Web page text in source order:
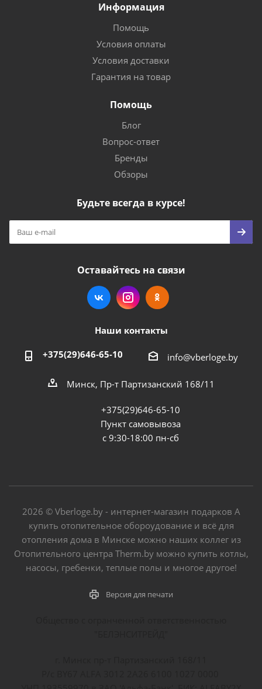
Информация
Помощь
Условия оплаты
Условия доставки
Гарантия на товар
Помощь
Блог
Вопрос-ответ
Бренды
Обзоры
Будьте всегда в курсе!
Оставайтесь на связи
Наши контакты
+375(29)646-65-10 info@vberloge.by
Минск, Пр-т Партизанский 168/11
+375(29)646-65-10
Пункт самовывоза
с 9:30-18:00 пн-сб
2026 © Vberloge.by - интернет-магазин подарков А
купить отопительное обороудование и всё для
отопления дома в Минске можно наших коллег из
Отопительного центра Therm.by можно купить котлы,
насосы, гребенки, теплые полы и многое другое!
Версия для печати